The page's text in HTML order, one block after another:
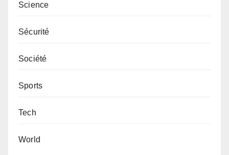
Science
Sécurité
Société
Sports
Tech
World